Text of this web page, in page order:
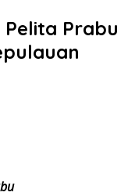
Pelita Prabu